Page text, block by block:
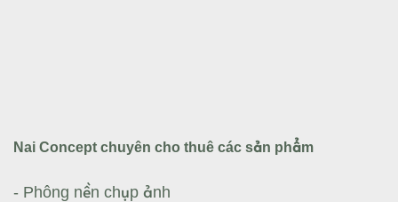
Nai Concept chuyên cho thuê các sản phẩm
- Phông nền chụp ảnh